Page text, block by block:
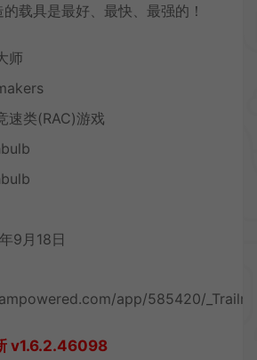
载具是最好、最快、最强的！
师
速类(RAC)游戏
9月18日
app/585420/
v1.6.2.46098